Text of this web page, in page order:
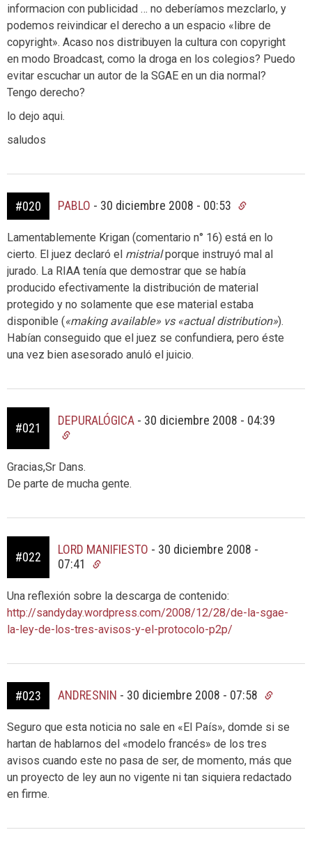
informacion con publicidad … no deberíamos mezclarlo, y
podemos reivindicar el derecho a un espacio «libre de
copyright». Acaso nos distribuyen la cultura con copyright
en modo Broadcast, como la droga en los colegios? Puedo
evitar escuchar un autor de la SGAE en un dia normal?
Tengo derecho?
lo dejo aqui.
saludos
#020 PABLO - 30 diciembre 2008 - 00:53
Lamentablemente Krigan (comentario n° 16) está en lo
cierto. El juez declaró el mistrialporque instruyó mal al
jurado. La RIAA tenía que demostrar que se había
producido efectivamente la distribución de material
protegido y no solamente que ese material estaba
disponible («making available» vs «actual distribution»).
Habían conseguido que el juez se confundiera, pero éste
una vez bien asesorado anuló el juicio.
#021
DEPURALÓGICA - 30 diciembre 2008 - 04:39
Gracias,Sr Dans.
De parte de mucha gente.
#022
LORD MANIFIESTO - 30 diciembre 2008 -
07:41
Una reflexión sobre la descarga de contenido:
http://sandyday.wordpress.com/2008/12/28/de-la-sgae-
la-ley-de-los-tres-avisos-y-el-protocolo-p2p/
#023 ANDRESNIN - 30 diciembre 2008 - 07:58
Seguro que esta noticia no sale en «El País», domde si se
hartan de hablarnos del «modelo francés» de los tres
avisos cuando este no pasa de ser, de momento, más que
un proyecto de ley aun no vigente ni tan siquiera redactado
en firme.